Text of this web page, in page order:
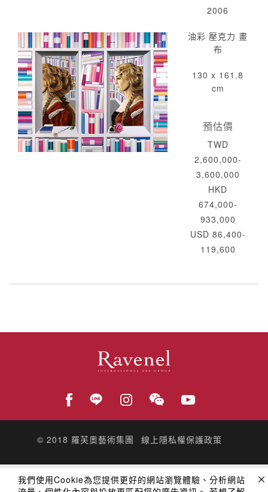
2006
油彩 壓克力 畫
布
130 x 161.8
cm
預估價
TWD
2,600,000-
3,600,000
HKD
674,000-
933,000
USD 86,400-
119,600
© 2018 羅芙奧藝術集團 線上隱私權保護政策
我們使用Cookie為您提供更好的網站瀏覽體驗、分析網站